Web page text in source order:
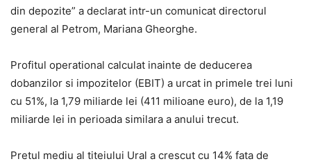
din depozite” a declarat intr-un comunicat directorul
general al Petrom, Mariana Gheorghe.
Profitul operational calculat inainte de deducerea
dobanzilor si impozitelor (EBIT) a urcat in primele trei luni
cu 51%, la 1,79 miliarde lei (411 milioane euro), de la 1,19
miliarde lei in perioada similara a anului trecut.
Pretul mediu al titeiului Ural a crescut cu 14% fata de